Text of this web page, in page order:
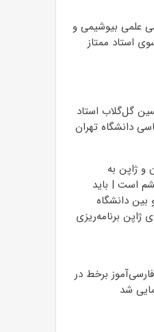
علمی بیوشیمی و
استاد ممتاز
گل‌گلاب استاد
دانشگاه تهران
و ژاپن به
است | باید
بین دانشگاه
ژاپن برنامه‌ریزی
برخط در
شد